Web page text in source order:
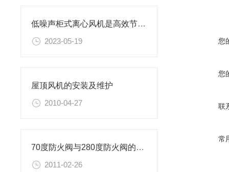
低噪声柜式离心风机是高效节能的通风设备
2023-05-19
屋顶风机的安装及维护
2010-04-27
70度防火阀与280度防火阀的区别
2011-02-26
您
您
联
常